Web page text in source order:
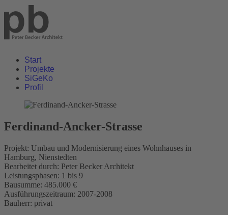
Start
Projekte
SiGeKo
Profil
Ferdinand-Ancker-Strasse
Projekt: Umbau und Modernisierung eines Wohnhauses in
Hamburg, Nienstedten
Bearbeitet durch: Peter Becker Architekt
Leistungsphasen: 1 bis 9
Bausumme: 485.000 €
Ausführungszeitraum: 2007-2008
Bauherr: privat